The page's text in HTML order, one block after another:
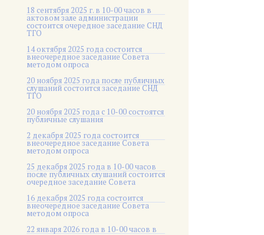
18 сентября 2025 г. в 10-00 часов в
актовом зале администрации
состоится очередное заседание СНД
ТГО
14 октября 2025 года состоится
внеочередное заседание Совета
методом опроса
20 ноября 2025 года после публичных
слушаний состоится заседание СНД
ТГО
20 ноября 2025 года c 10-00 состоятся
публичные слушания
2 декабря 2025 года состоится
внеочередное заседание Совета
методом опроса
25 декабря 2025 года в 10-00 часов
после публичных слушаний состоится
очередное заседание Совета
16 декабря 2025 года состоится
внеочередное заседание Совета
методом опроса
22 января 2026 года в 10-00 часов в